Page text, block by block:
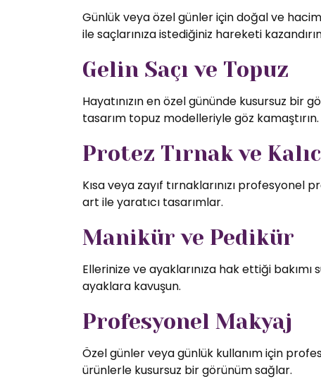
Günlük veya özel günler için doğal ve
ile saçlarınıza istediğiniz hareketi
Gelin Saçı ve Topuz
Hayatınızın en özel gününde kusursuz bir
tasarım topuz modelleriyle göz kamaştırın.
Protez Tırnak ve
Kısa veya zayıf tırnaklarınızı
art ile yaratıcı tasarımlar.
Manikür ve Pedikür
Ellerinize ve ayaklarınıza hak ettiği
ayaklara kavuşun.
Profesyonel Makyaj
Özel günler veya günlük kullanım için
ürünlerle kusursuz bir görünüm sağlar.